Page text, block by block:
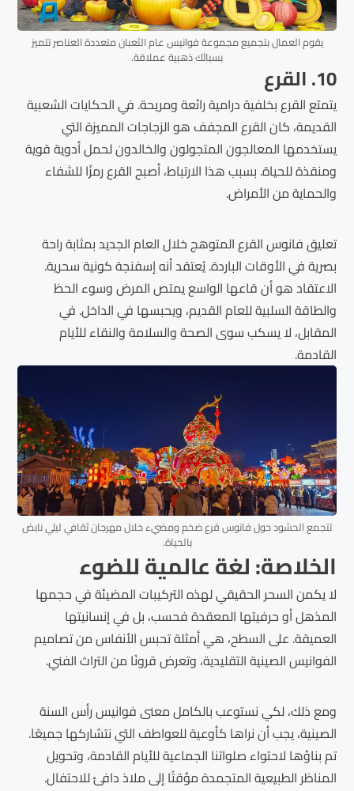
يقوم العمال بتجميع مجموعة فوانيس عام الثعبان متعددة العناصر تتميز
بسبائك ذهبية عملاقة.
10. القرع
يتمتع القرع بخلفية درامية رائعة ومريحة. في الحكايات الشعبية
القديمة، كان القرع المجفف هو الزجاجات المميزة التي
يستخدمها المعالجون المتجولون والخالدون لحمل أدوية قوية
ومنقذة للحياة. بسبب هذا الارتباط، أصبح القرع رمزًا للشفاء
والحماية من الأمراض.
تعليق فانوس القرع المتوهج خلال العام الجديد بمثابة راحة
بصرية في الأوقات الباردة. يُعتقد أنه إسفنجة كونية سحرية.
الاعتقاد هو أن قاعها الواسع يمتص المرض وسوء الحظ
والطاقة السلبية للعام القديم، ويحبسها في الداخل. في
المقابل، لا يسكب سوى الصحة والسلامة والنقاء للأيام
القادمة.
تتجمع الحشود حول فانوس قرع ضخم ومضيء خلال مهرجان ثقافي ليلي نابض
بالحياة.
الخلاصة: لغة عالمية للضوء
لا يكمن السحر الحقيقي لهذه التركيبات المضيئة في حجمها
المذهل أو حرفيتها المعقدة فحسب، بل في إنسانيتها
العميقة. على السطح، هي أمثلة تحبس الأنفاس من تصاميم
الفوانيس الصينية التقليدية، وتعرض قرونًا من التراث الفني.
ومع ذلك، لكي نستوعب بالكامل معنى فوانيس رأس السنة
الصينية، يجب أن نراها كأوعية للعواطف التي نتشاركها جميعًا.
تم بناؤها لاحتواء صلواتنا الجماعية للأيام القادمة، وتحويل
المناظر الطبيعية المتجمدة مؤقتًا إلى ملاذ دافئ للاحتفال.